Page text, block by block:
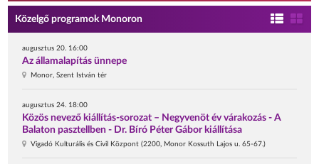
Közelgő programok Monoron
augusztus 20. 16:00
Az államalapítás ünnepe
Monor, Szent István tér
augusztus 24. 18:00
Közös nevező kiállítás-sorozat – Negyvenöt év várakozás - A
Balaton pasztellben - Dr. Bíró Péter Gábor kiállítása
Vigadó Kulturális és Civil Központ (2200, Monor Kossuth Lajos u. 65-67.)